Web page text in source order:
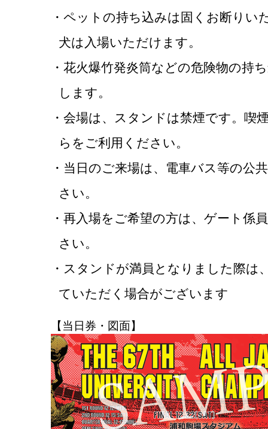
・ペットの持ち込みは固くお断りい
犬は入場いただけます。
・花火爆竹発炎筒などの危険物の持
します。
・会場は、スタンドは禁煙です。喫
らをご利用ください。
・当日のご来場は、電車バス等の公
さい。
・再入場をご希望の方は、ゲート係
さい。
・スタンドが満員となりました際は
ていただく場合がございます
【当日券・図面】